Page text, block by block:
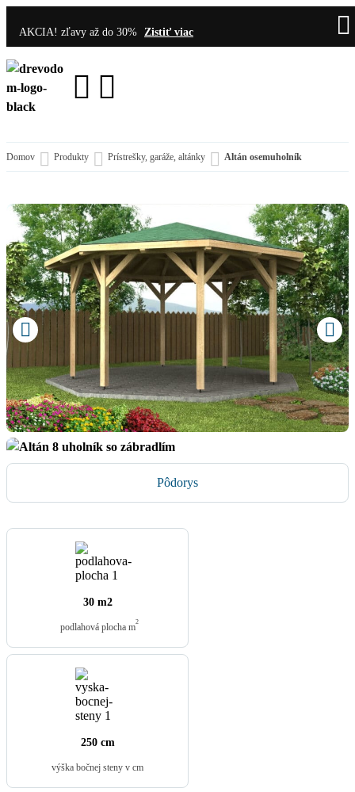
AKCIA! zľavy až do 30% Zistiť viac
Domov Produkty Prístrešky, garáže, altánky Altán osemuholník
Pôdorys
30 m2
podlahová plocha m2
250 cm
výška bočnej steny v cm